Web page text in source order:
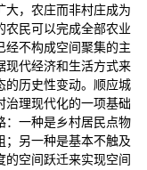
大，农庄而非村庄成为
农民可以完成全部农业
经不构成空间聚集的主
现代经济和生活方式来
的历史性变动。顺应城
治理现代化的一项基础
：一种是乡村居民点物
；另一种是基本不触及
空间跃迁来实现空间